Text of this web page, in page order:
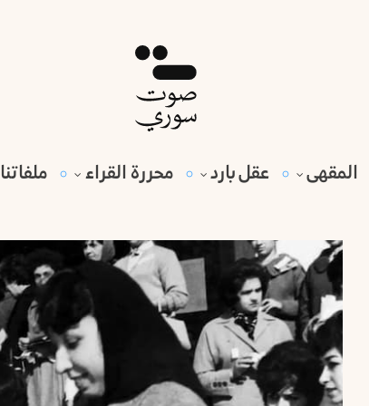
المقهى عقل بارد محررة القراء ملفاتنا